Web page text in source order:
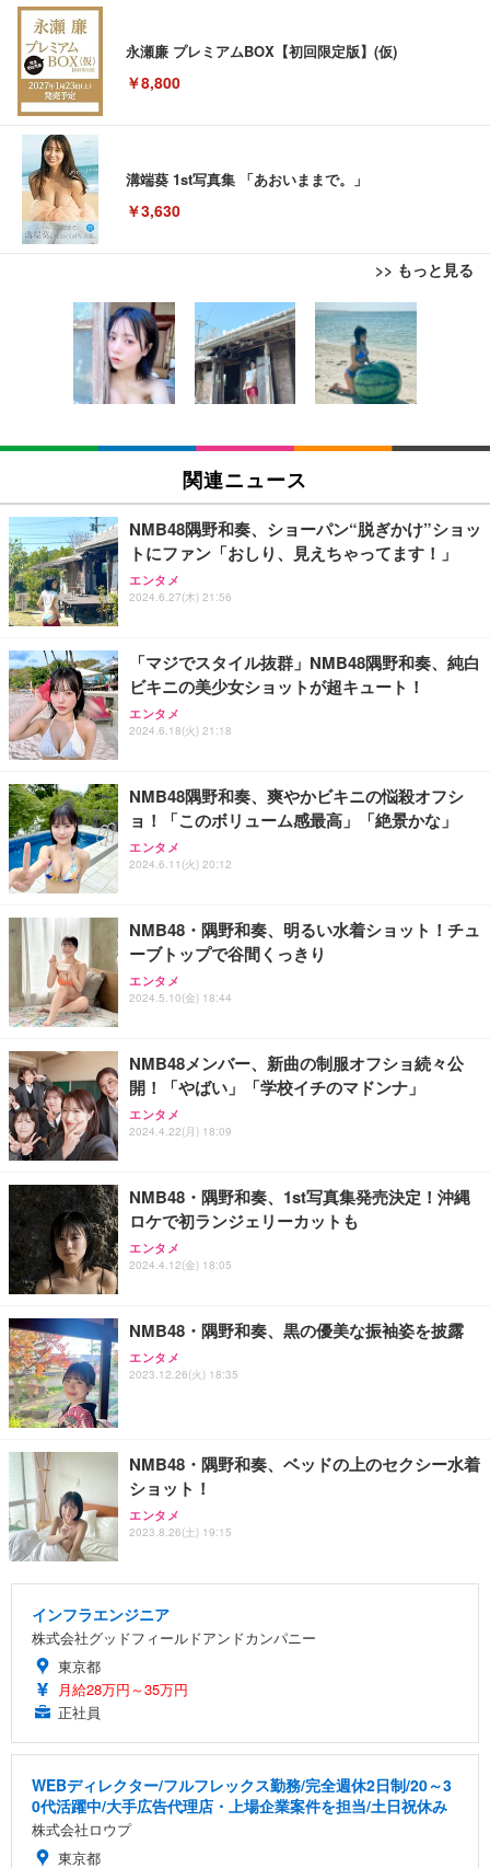
永瀬廉 プレミアムBOX【初回限定版】(仮)
￥8,800
溝端葵 1st写真集 「あおいままで。」
￥3,630
>> もっと見る
Juice=Juice Concert 2026 UP TO 11 MORE! MOR
E! (特典なし) [Blu-ray]
￥8,698
【Amazon.co.jp限定】「Juice=Juice Concert 202
判ブロマイド5枚セット) [Blu-ray]
￥11,000
日下部ほたる どんどんやる気になる！日下部式学習
法[DVD]
King & Prince DOME TOUR 2026 ～STARRING～
(初回限定盤)(2枚組) [Blu-ray]
Aぇ! group LIVE TOUR 2025 D.N.A (初回盤)(2枚組)
[Blu-ray]
【New】Amazon Fire TV Stick HD | 手軽にストリ
ーミングをはじめよう | ストリーミングメディアプ
レイヤー
￥6,980
【New】Amazon Fire TV Stick HD | 手軽にストリ
￥6,980
Amazon Fire TV Stick 4K Select | 4Kの高画質スト
リーミング | ストリーミングメディアプレイヤー
Amazon Fire TV Stick 4K Plus | 映画館のような4K
体験 | ストリーミングメディアプレイヤー
Amazon Echo Dot (エコードット) 第5世代 - Alex
a、センサー搭載、鮮やかなサウンド｜チャコール
12cm HDMI延長ケーブル Fire TV Stick対応 オス-メ
ス アダプター
￥880
Alexa対応音声認識リモコン Pro | 対応する別売りの
Fire TV本体が必要です
Amazon 5W USB 充電器
Amazon純正 USBタイプCケーブル (ブラック)
関連ニュース
NMB48隅野和奏、ショーパン“脱ぎかけ”ショッ
トにファン「おしり、見えちゃってます！」
エンタメ
2024.6.27(木) 21:56
「マジでスタイル抜群」NMB48隅野和奏、純白
ビキニの美少女ショットが超キュート！
エンタメ
2024.6.18(火) 21:18
NMB48隅野和奏、爽やかビキニの悩殺オフシ
ョ！「このボリューム感最高」「絶景かな」
エンタメ
2024.6.11(火) 20:12
NMB48・隅野和奏、明るい水着ショット！チュ
ーブトップで谷間くっきり
エンタメ
2024.5.10(金) 18:44
NMB48メンバー、新曲の制服オフショ続々公
開！「やばい」「学校イチのマドンナ」
エンタメ
2024.4.22(月) 18:09
NMB48・隅野和奏、1st写真集発売決定！沖縄
ロケで初ランジェリーカットも
エンタメ
2024.4.12(金) 18:05
NMB48・隅野和奏、黒の優美な振袖姿を披露
エンタメ
2023.12.26(火) 18:35
NMB48・隅野和奏、ベッドの上のセクシー水着
ショット！
エンタメ
2023.8.26(土) 19:15
インフラエンジニア
株式会社グッドフィールドアンドカンパニー
東京都
月給28万円～35万円
正社員
WEBディレクター/フルフレックス勤務/完全週休2日制/20～3
0代活躍中/大手広告代理店・上場企業案件を担当/土日祝休み
株式会社ロウプ
東京都